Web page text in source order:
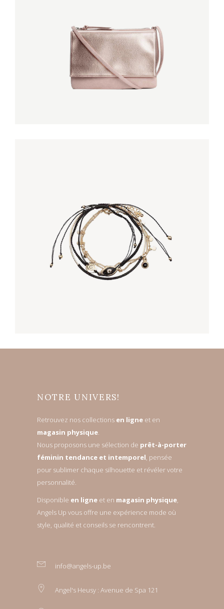
€180,00
FLOWING SHORTS
NOTRE UNIVERS!
Retrouvez nos collections en ligne et en
magasin physique.
Nous proposons une sélection de prêt-à-porter
féminin tendance et intemporel, pensée
pour sublimer chaque silhouette et révéler votre
personnalité.
Disponible en ligne et en magasin physique,
Angels Up vous offre une expérience mode où
style, qualité et conseils se rencontrent.
info@angels-up.be
Angel's Heusy : Avenue de Spa 121